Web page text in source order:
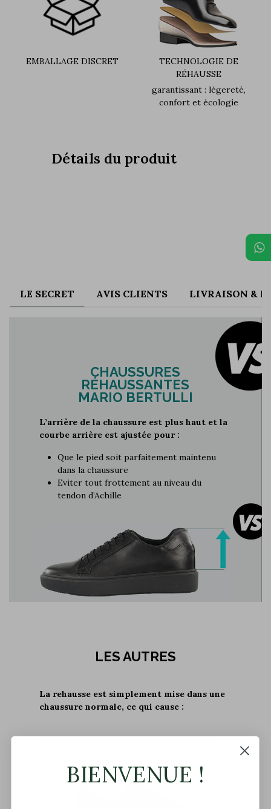
EMBALLAGE DISCRET
TECHNOLOGIE DE
RÉHAUSSE
garantissant : légereté,
confort et écologie
Détails du produit
LE SECRET AVIS CLIENTS LIVRAISON &
CHAUSSURES
RÉHAUSSANTES
MARIO BERTULLI
L’arrière de la chaussure est plus haut et la
courbe arrière est ajustée pour :
Que le pied soit parfaitement maintenu
dans la chaussure
Eviter tout frottement au niveau du
tendon d’Achille
LES AUTRES
La rehausse est simplement mise dans une
chaussure normale, ce qui cause :
BIENVENUE !